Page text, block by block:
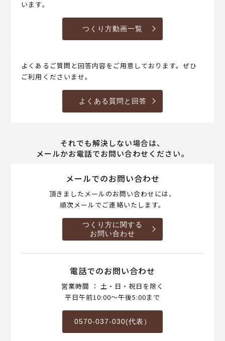
います。
つくり方動画一覧
よくあるご質問と回答内容をご用意しております。ぜひ
ご利用くださいませ。
よくある質問と回答
それでも解決しない場合は、
メールかお電話でお問い合わせください。
メールでのお問い合わせ
頂きましたメールのお問い合わせには、
順次メールでご連絡いたします。
つくり方に関する
お問い合わせ
電話でのお問い合わせ
営業時間 ： 土・日・祝日を除く
平日午前10:00～午後5:00まで
0570-037-030(代表）